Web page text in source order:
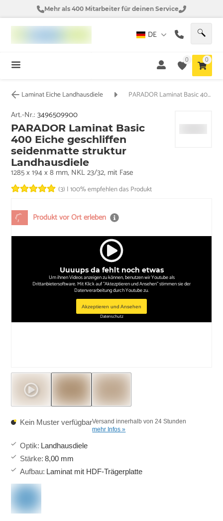
Mehr als 400 Mitarbeiter für deinen Service
DE
0 0
Laminat Eiche Landhausdiele PARADOR Laminat Basic 400 Eiche geschliffen seidenmatte struktur Landhausdiele
Produkt vor Ort erleben
Uuuups da fehlt noch etwas
Um ihnen Videos anzeigen zu können, benutzen wir Youtube als
Drittanbietersoftware. Mit Klick auf "Aktezptieren und Ansehen" stimmen sie der
Datenverarbeitung durch Youtube zu.
Akzeptieren und Ansehen
Datenschutz
Art.-Nr.:3496509900
PARADOR Laminat Basic
400 Eiche geschliffen
seidenmatte struktur
Landhausdiele
1285 x 194 x 8 mm, NKL 23/32, mit Fase
(3) |100% empfehlen das Produkt
Kein Muster verfügbarVersand innerhalb von 24 Stunden
mehr Infos »
Optik: Landhausdiele
Stärke: 8,00 mm
Aufbau: Laminat mit HDF-Trägerplatte